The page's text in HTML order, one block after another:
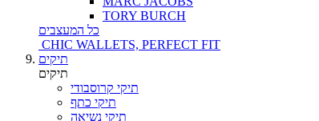
TORY BURCH
כל המעצבים
CHIC WALLETS, PERFECT FIT
תיקים
תיקים
תיקי קרוסבודי
תיקי כתף
תיקי נשיאה